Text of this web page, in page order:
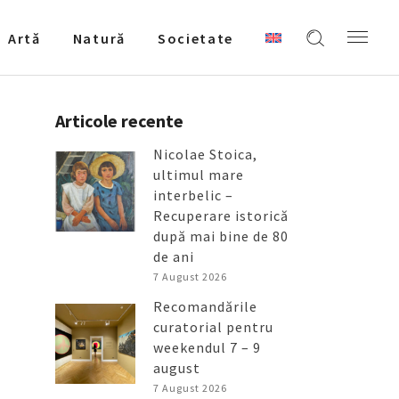
Artǎ Natură Societate
Articole recente
Nicolae Stoica,
ultimul mare
interbelic –
Recuperare istorică
după mai bine de 80
de ani
7 August 2026
Recomandările
curatorial pentru
weekendul 7 – 9
august
7 August 2026